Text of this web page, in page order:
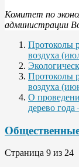
Комитет по
администрации
Протоколы
воздуха
Протоколы
воздуха
О
дерево года
Страница 9 из 24